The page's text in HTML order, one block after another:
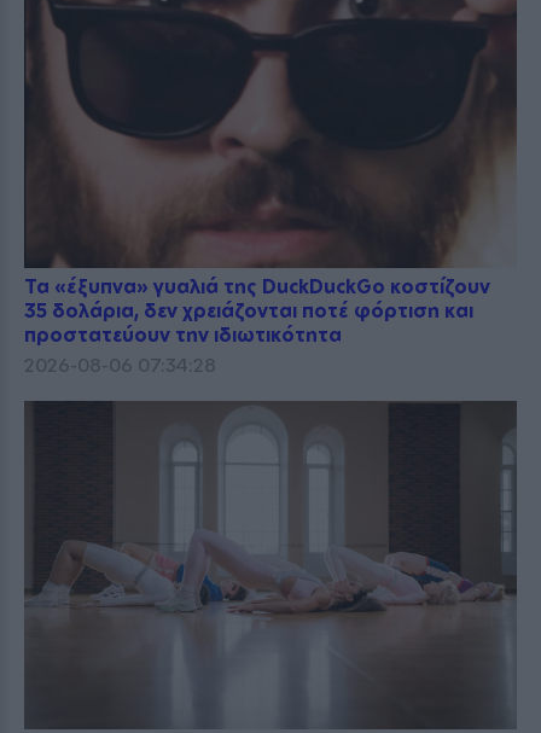
Τα «έξυπνα» γυαλιά της DuckDuckGo κοστίζουν
35 δολάρια, δεν χρειάζονται ποτέ φόρτιση και
προστατεύουν την ιδιωτικότητα
2026-08-06 07:34:28